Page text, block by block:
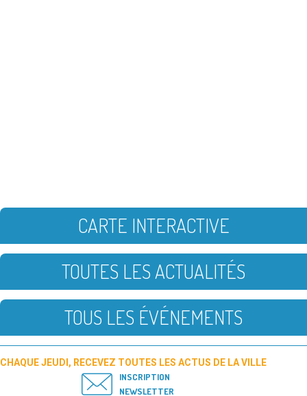
CARTE INTERACTIVE
TOUTES LES ACTUALITÉS
TOUS LES ÉVÉNEMENTS
CHAQUE JEUDI, RECEVEZ TOUTES LES ACTUS DE LA VILLE
INSCRIPTION
NEWSLETTER